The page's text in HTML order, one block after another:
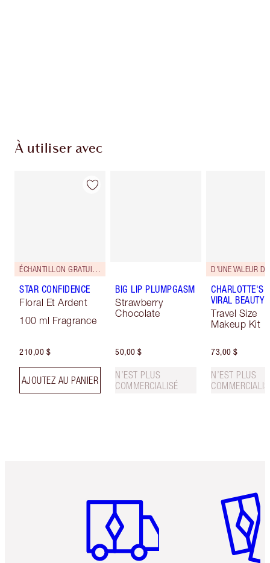
À utiliser avec
ÉCHANTILLON GRATUIT INCLUS!
STAR CONFIDENCE
Floral Et Ardent
100 ml Fragrance
210,00 $
AJOUTEZ AU PANIER
BIG LIP PLUMPGASM
Strawberry
Chocolate
50,00 $
N’EST PLUS
COMMERCIALISÉ
CHARLOTTE'S
VIRAL BEAUTY
Travel Size
Makeup Kit
73,00 $
N’EST PLUS